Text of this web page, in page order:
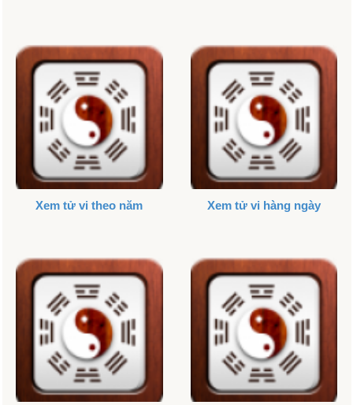
Xem tử vi theo năm Xem tử vi hàng ngày